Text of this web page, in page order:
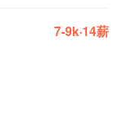
7-9k·14薪